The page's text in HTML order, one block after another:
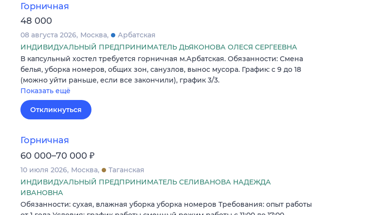
Горничная
48 000
08 августа 2026 Москва
Арбатская
ИНДИВИДУАЛЬНЫЙ ПРЕДПРИНИМАТЕЛЬ ДЬЯКОНОВА ОЛЕСЯ СЕРГЕЕВНА
В капсульный хостел требуется горничная м.Арбатская. Обязанности: Смена
белья, уборка номеров, общих зон, санузлов, вынос мусора. График: с 9 до 18
(можно уйти раньше, если все закончили), график 3/3.
Показать ещё
Откликнуться
Горничная
60 000–70 000 ₽
10 июля 2026 Москва
Таганская
ИНДИВИДУАЛЬНЫЙ ПРЕДПРИНИМАТЕЛЬ СЕЛИВАНОВА НАДЕЖДА
ИВАНОВНА
Обязанности: сухая, влажная уборка уборка номеров Требования: опыт работы